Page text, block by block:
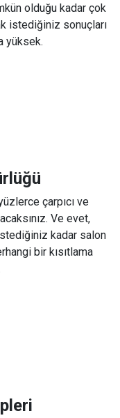
olduğu kadar çok
istediğiniz sonuçları
yüksek.
çarpıcı ve
Ve evet,
kadar salon
bir kısıtlama